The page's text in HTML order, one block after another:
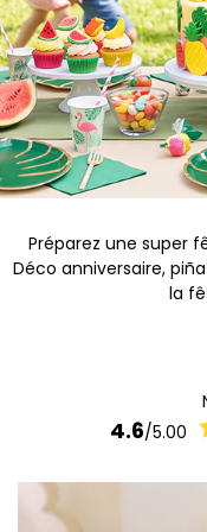
Préparez une super
Déco anniversaire,
la
4.6/5.00